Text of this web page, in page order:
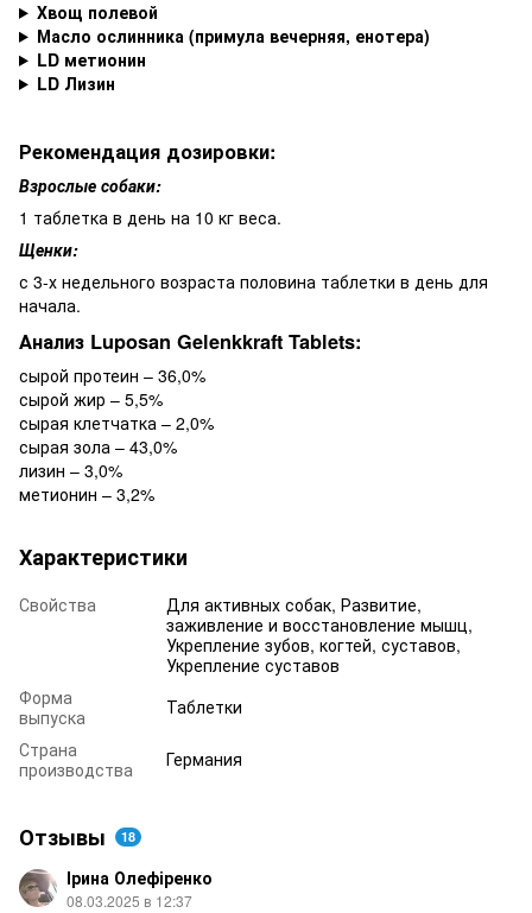
Хвощ полевой
Масло ослинника (примула вечерняя, енотера)
LD метионин
LD Лизин
Рекомендация дозировки:
Взрослые собаки:
1 таблетка в день на 10 кг веса.
Щенки:
с 3-х недельного возраста половина таблетки в день для
начала.
Анализ Luposan Gelenkkraft Tablets:
сырой протеин – 36,0%
сырой жир – 5,5%
сырая клетчатка – 2,0%
сырая зола – 43,0%
лизин – 3,0%
метионин – 3,2%
Характеристики
Свойства
Для активных собак, Развитие,
заживление и восстановление мышц,
Укрепление зубов, когтей, суставов,
Укрепление суставов
Форма
выпуска
Таблетки
Страна
производства
Германия
Отзывы 18
Ірина Олефіренко
08.03.2025 в 12:37